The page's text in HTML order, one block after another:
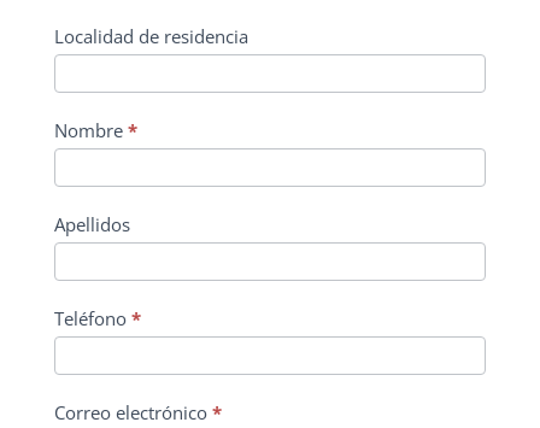
Localidad de residencia
Nombre *
Apellidos
Teléfono *
Correo electrónico *